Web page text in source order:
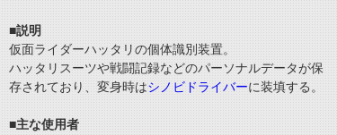
■説明
仮面ライダーハッタリの個体識別装置。
ハッタリスーツや戦闘記録などのパーソナルデータが保
存されており、変身時はシノビドライバーに装填する。
■主な使用者